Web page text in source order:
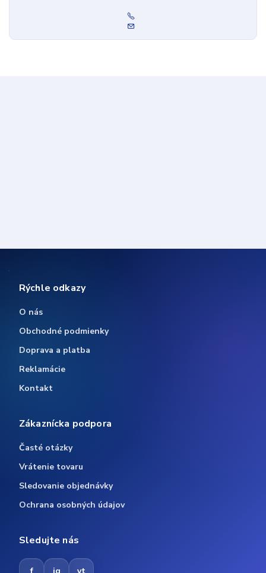
Rýchle odkazy
O nás
Obchodné podmienky
Doprava a platba
Reklamácie
Kontakt
Zákaznícka podpora
Časté otázky
Vrátenie tovaru
Sledovanie objednávky
Ochrana osobných údajov
Sledujte nás
f ig yt